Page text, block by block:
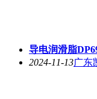
导电润滑脂
2024-11-13广东